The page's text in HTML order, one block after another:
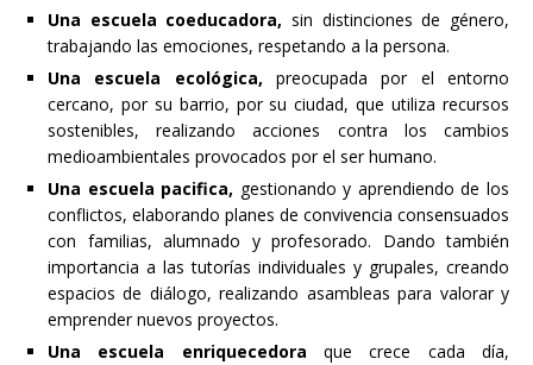
Una escuela coeducadora, sin distinciones de género,
trabajando las emociones, respetando a la persona.
Una escuela ecológica, preocupada por el entorno
cercano, por su barrio, por su ciudad, que utiliza recursos
sostenibles, realizando acciones contra los cambios
medioambientales provocados por el ser humano.
Una escuela pacifica, gestionando y aprendiendo de los
conflictos, elaborando planes de convivencia consensuados
con familias, alumnado y profesorado. Dando también
importancia a las tutorías individuales y grupales, creando
espacios de diálogo, realizando asambleas para valorar y
emprender nuevos proyectos.
Una escuela enriquecedora que crece cada día,